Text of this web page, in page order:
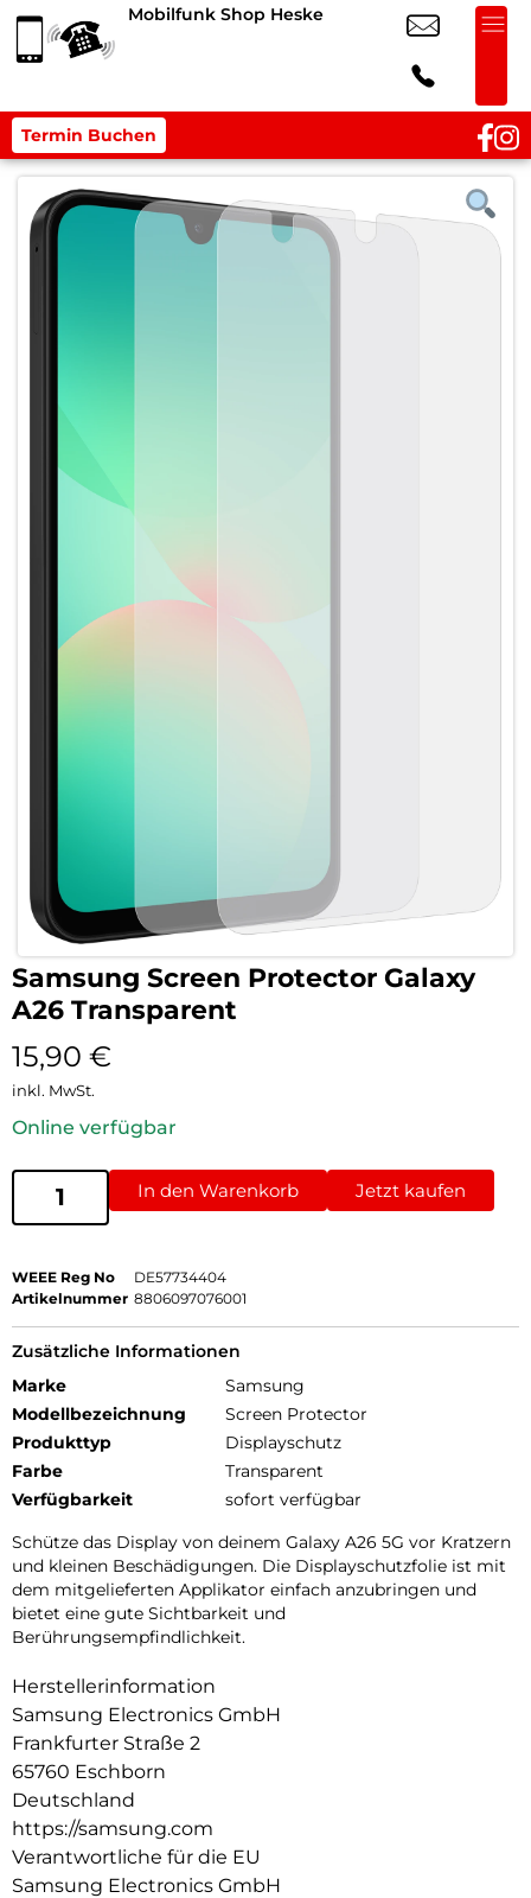
Mobilfunk Shop Heske
Termin Buchen
Samsung Screen Protector Galaxy
A26 Transparent
15,90 €
inkl. MwSt.
Online verfügbar
In den Warenkorb Jetzt kaufen
WEEE Reg No
DE57734404
Artikelnummer 8806097076001
Zusätzliche Informationen
Marke
Samsung
Modellbezeichnung
Screen Protector
Produkttyp
Displayschutz
Farbe
Transparent
Verfügbarkeit
sofort verfügbar
Schütze das Display von deinem Galaxy A26 5G vor Kratzern
und kleinen Beschädigungen. Die Displayschutzfolie ist mit
dem mitgelieferten Applikator einfach anzubringen und
bietet eine gute Sichtbarkeit und
Berührungsempfindlichkeit.
Herstellerinformation
Samsung Electronics GmbH
Frankfurter Straße 2
65760 Eschborn
Deutschland
https://samsung.com
Verantwortliche für die EU
Samsung Electronics GmbH